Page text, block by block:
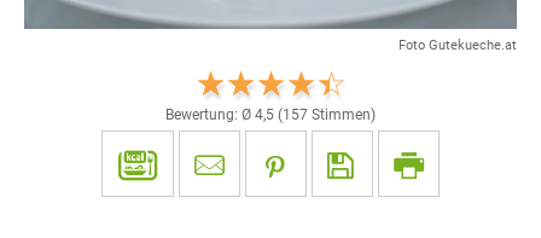
Foto Gutekueche.at
Bewertung: Ø 4,5 (157 Stimmen)